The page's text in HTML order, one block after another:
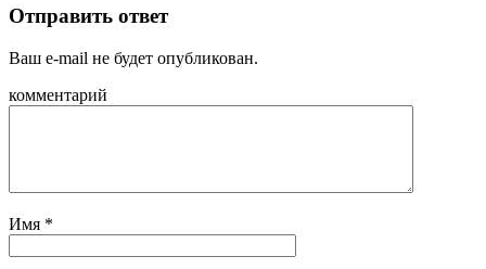
Отправить ответ
Ваш e-mail не будет опубликован.
комментарий
Имя *